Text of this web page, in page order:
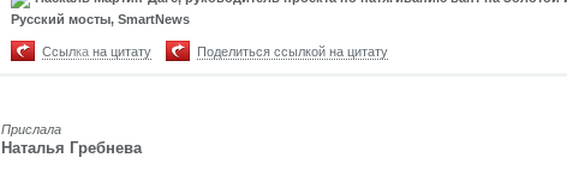
Русский мосты, SmartNews
Ссылка на цитату Поделиться ссылкой на цитату
Прислала
Наталья Гребнева